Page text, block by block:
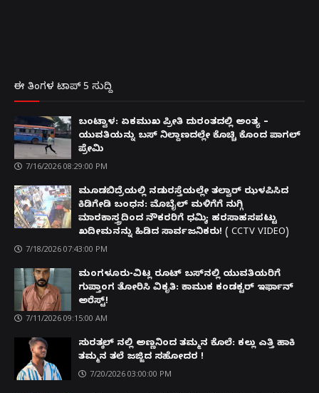
ಈ ತಿಂಗಳ ಟಾಪ್ 5 ಸುದ್ದಿ
ಬಂಟ್ವಾಳ: ಏಕಮುಖ ಪ್ರೀತಿ ದುರಂತದಲ್ಲಿ ಅಂತ್ಯ –
ಯುವತಿಯನ್ನು ಬಸ್ ನಿಲ್ದಾಣದಲ್ಲೇ ಕೊಚ್ಚಿ ಕೊಂದ ಪಾಗಲ್
ಪ್ರೇಮಿ
7/16/2026 08:29:00 PM
ಮೂಡಬಿದ್ರೆಯಲ್ಲಿ ನಡುರಸ್ತೆಯಲ್ಲೇ ತಲ್ವಾರ್ ಝಳಪಿಸಿದ
ಕಿಡಿಗೇಡಿ ಬಂಧನ: ಮೊಬೈಲ್ ಮಳಿಗೆಗೆ ನುಗ್ಗಿ
ಮಾರಕಾಸ್ತ್ರದಿಂದ ನೌಕರರಿಗೆ ಧಮ್ಕಿ; ಹರಸಾಹಸಪಟ್ಟು
ಖದೀಮನನ್ನು ಹಿಡಿದ ಸಾರ್ವಜನಿಕರು! ( CCTV VIDEO)
7/18/2026 07:43:00 PM
ಮಂಗಳೂರು-ವಿಟ್ಲ ರೂಟ್ ಬಸ್‌ನಲ್ಲಿ ಯುವತಿಯರಿಗೆ
ಗುಪ್ತಾಂಗ ತೋರಿಸಿ ವಿಕೃತಿ: ಕಾಮುಕ ಕಂಡಕ್ಟರ್ ಇರ್ಫಾನ್
ಅರೆಸ್ಟ್!
7/11/2026 09:15:00 AM
ಸುರತ್ಕಲ್ ನಲ್ಲಿ ಅಣ್ಣನಿಂದ ತಮ್ಮನ ಕೊಲೆ: ಕಲ್ಲು ಎತ್ತಿ ಹಾಕಿ
ತಮ್ಮನ ತಲೆ ಜಜ್ಜಿದ ಸಹೋದರ !
7/20/2026 03:00:00 PM